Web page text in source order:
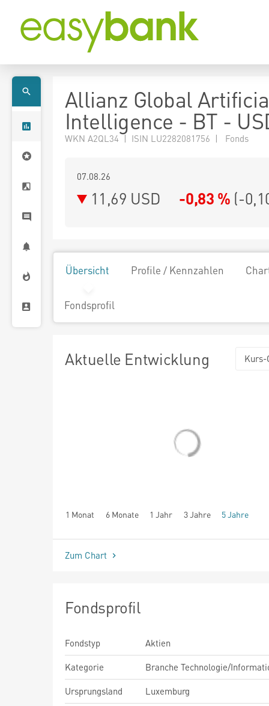
Allianz Global
Intelligence - BT -
WKN A2QL34 | ISIN LU2282081756 | Fonds
07.08.26
11,69 USD -0,83 % (-
Übersicht Profile / Kennzahlen
Fondsprofil
Aktuelle Entwicklung Kurs-
1 Monat 6 Monate 1 Jahr 3 Jahre 5 Jahre
seit Beginn
Zum Chart
Fondsprofil
Fondstyp
Aktien
Kategorie
Branche Technologie/
Ursprungsland
Luxemburg